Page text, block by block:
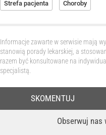
Strefa pacjenta Choroby
Informacje zawarte w serwisie mają
stanowią porady lekarskiej, a
razem być konsultowane na
specjalistą.
Obserwuj nas
SKOMENTUJ